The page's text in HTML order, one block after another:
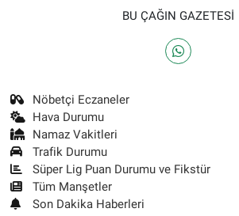
BU ÇAĞIN GAZETESİ
Nöbetçi Eczaneler
Hava Durumu
Namaz Vakitleri
Trafik Durumu
Süper Lig Puan Durumu ve Fikstür
Tüm Manşetler
Son Dakika Haberleri